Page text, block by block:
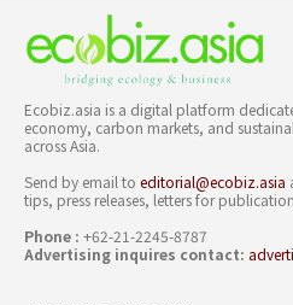
Ecobiz.asia is a digital platform
economy, carbon markets, and
across Asia.
Send by email to editorial@ecobiz.asia
tips, press releases, letters for
Phone : +62-21-2245-8787
Advertising inquires contact: